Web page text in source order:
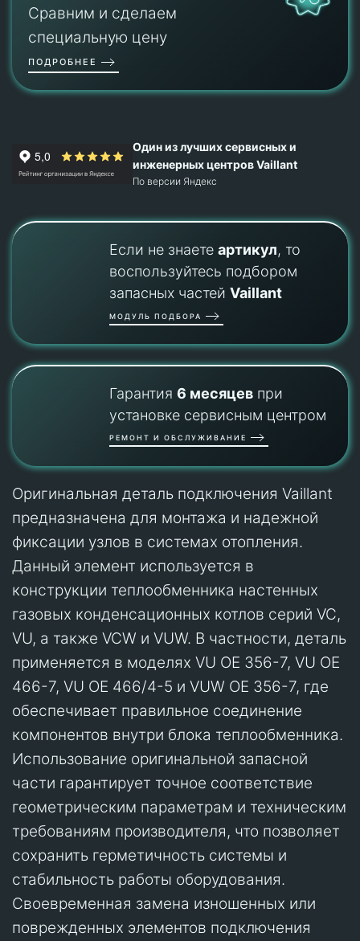
Сравним и сделаем
специальную цену
ПОДРОБНЕЕ
Один из лучших сервисных и
инженерных центров Vaillant
По версии Яндекс
Если не знаете артикул, то
воспользуйтесь подбором
запасных частей Vaillant
МОДУЛЬ ПОДБОРА
Гарантия 6 месяцевпри
установке сервисным центром
РЕМОНТ И ОБСЛУЖИВАНИЕ
Оригинальная деталь подключения Vaillant
предназначена для монтажа и надежной
фиксации узлов в системах отопления.
Данный элемент используется в
конструкции теплообменника настенных
газовых конденсационных котлов серий VC,
VU, а также VCW и VUW. В частности, деталь
применяется в моделях VU OE 356-7, VU OE
466-7, VU OE 466/4-5 и VUW OE 356-7, где
обеспечивает правильное соединение
компонентов внутри блока теплообменника.
Использование оригинальной запасной
части гарантирует точное соответствие
геометрическим параметрам и техническим
требованиям производителя, что позволяет
сохранить герметичность системы и
стабильность работы оборудования.
Своевременная замена изношенных или
поврежденных элементов подключения